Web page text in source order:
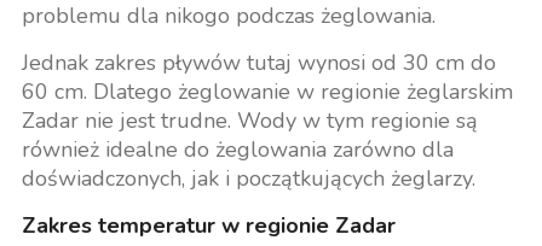
problemu dla nikogo podczas żeglowania.
Jednak zakres pływów tutaj wynosi od 30 cm do
60 cm. Dlatego żeglowanie w regionie żeglarskim
Zadar nie jest trudne. Wody w tym regionie są
również idealne do żeglowania zarówno dla
doświadczonych, jak i początkujących żeglarzy.
Zakres temperatur w regionie Zadar